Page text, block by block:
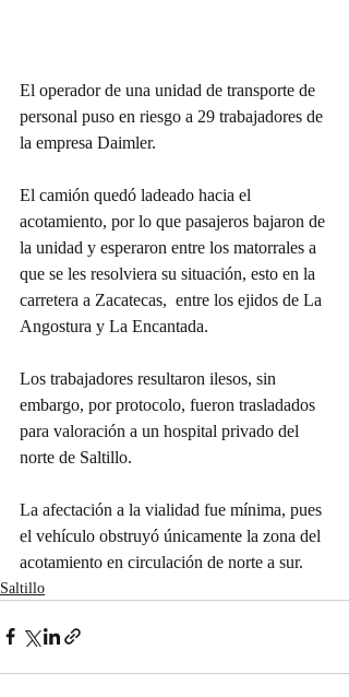
El operador de una unidad de transporte de
personal puso en riesgo a 29 trabajadores de
la empresa Daimler.
El camión quedó ladeado hacia el
acotamiento, por lo que pasajeros bajaron de
la unidad y esperaron entre los matorrales a
que se les resolviera su situación, esto en la
carretera a Zacatecas,  entre los ejidos de La
Angostura y La Encantada.
Los trabajadores resultaron ilesos, sin
embargo, por protocolo, fueron trasladados
para valoración a un hospital privado del
norte de Saltillo.
La afectación a la vialidad fue mínima, pues
el vehículo obstruyó únicamente la zona del
acotamiento en circulación de norte a sur.
Saltillo